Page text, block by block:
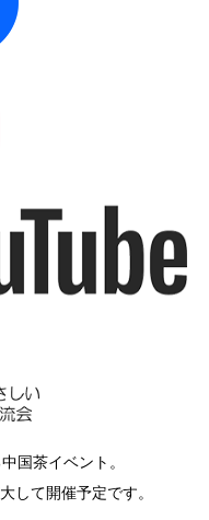
国茶イベント。
して開催予定です。